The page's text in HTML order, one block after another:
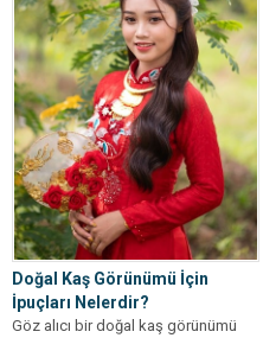
Doğal Kaş Görünümü İçin
İpuçları Nelerdir?
Göz alıcı bir doğal kaş görünümü